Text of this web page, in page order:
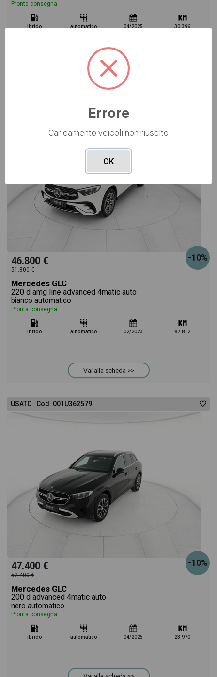
Pronta consegna
ibrido automatico 04/2025 30.396
Vai alla scheda >>
-10%
46.800 €
51.800 €
Mercedes GLC
220 d amg line advanced 4matic auto
bianco automatico
Pronta consegna
ibrido automatico 02/2023 87.812
Vai alla scheda >>
USATO Cod. 001U362579
-10%
47.400 €
52.400 €
Mercedes GLC
200 d advanced 4matic auto
nero automatico
Pronta consegna
ibrido automatico 04/2025 23.970
Errore
Caricamento veicoli non riuscito
OK